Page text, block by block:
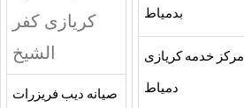
بدمياط
مركز خدمه كريازى
دمياط
كريازى كفر
الشيخ
صيانه ديب فريزرات